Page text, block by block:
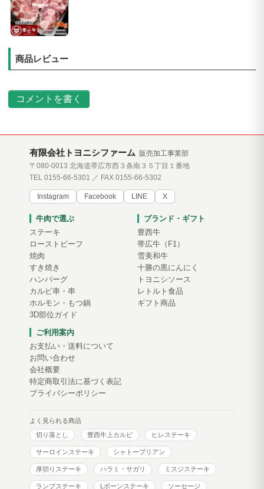
商品レビュー
コメントを書く
有限会社トヨニシファーム 販売加工事業部
〒080-0013 北海道帯広市西３条南３５丁目１番地
TEL 0155-66-5301 ／ FAX 0155-66-5302
Instagram Facebook LINE X
牛肉で選ぶ
ステーキ
ローストビーフ
焼肉
すき焼き
ハンバーグ
カルビ串・串
ホルモン・もつ鍋
3D部位ガイド
ブランド・ギフト
豊西牛
帯広牛（F1）
雪美和牛
十勝の黒にんにく
トヨニシソース
レトルト食品
ギフト商品
ご利用案内
お支払い・送料について
お問い合わせ
会社概要
特定商取引法に基づく表記
プライバシーポリシー
よく見られる商品
切り落とし
豊西牛上カルビ ヒレステーキ
サーロインステーキ シャトーブリアン
厚切りステーキ ハラミ・サガリ ミスジステーキ
ランプステーキ Lボーンステーキ ソーセージ